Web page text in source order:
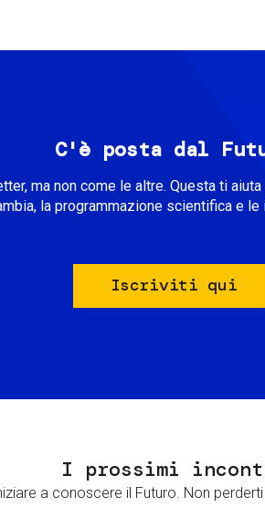
C'è posta dal
ma non come le altre. Questa ti
la programmazione scientifica e le
Iscriviti qui
I prossimi
a conoscere il Futuro. Non